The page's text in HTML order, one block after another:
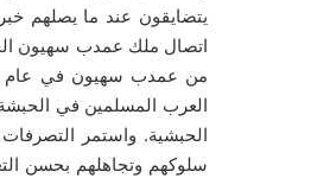
يتضايقون عند ما يصلهم
اتصال ملك عمدب سهيون
العرب المسلمين في
الحبشية. واستمر
سلوكهم وتجاهلهم بحسن